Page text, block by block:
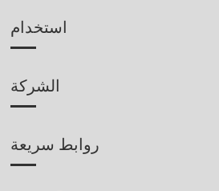
استخدام
الشركة
روابط سريعة